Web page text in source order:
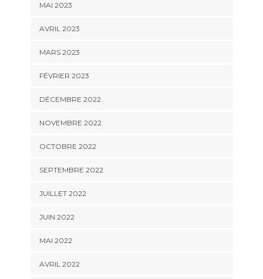
MAI 2023
AVRIL 2023
MARS 2023
FÉVRIER 2023
DÉCEMBRE 2022
NOVEMBRE 2022
OCTOBRE 2022
SEPTEMBRE 2022
JUILLET 2022
JUIN 2022
MAI 2022
AVRIL 2022